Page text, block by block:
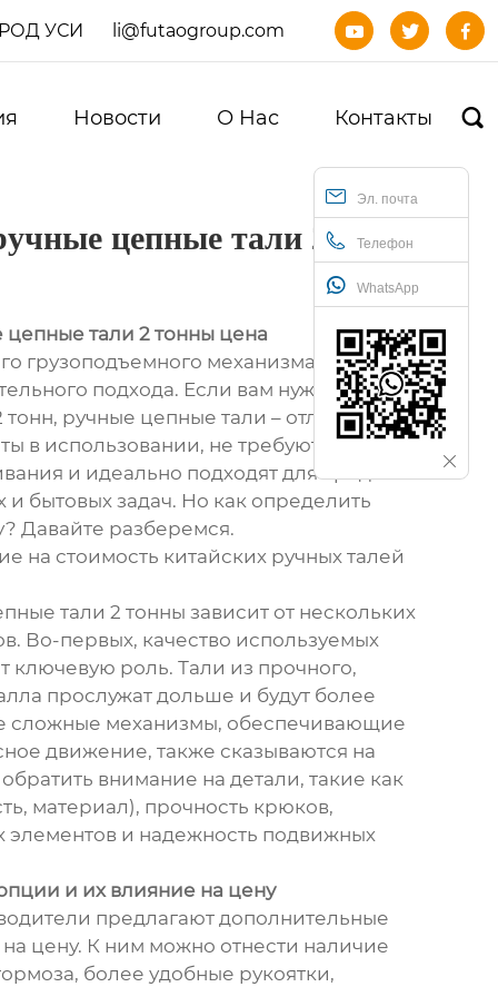
УСИ li@futaogroup.com   
Новости О Нас Контакты 
Эл. почта
Телефон
WhatsApp
цепные тали 2
тали 2 тонны цена
грузоподъемного механизма – задача,
подхода. Если вам нужно
тонн, ручные цепные тали – отличный
в использовании, не требуют
и идеально подходят для средних
и бытовых задач. Но как определить
Давайте разберемся.
на стоимость китайских ручных талей
тали 2 тонны зависит от нескольких
Во-первых, качество используемых
ключевую роль. Тали из прочного,
прослужат дольше и будут более
сложные механизмы, обеспечивающие
движение, также сказываются на
внимание на детали, такие как
материал), прочность крюков,
элементов и надежность подвижных
и их влияние на цену
предлагают дополнительные
цену. К ним можно отнести наличие
более удобные рукоятки,